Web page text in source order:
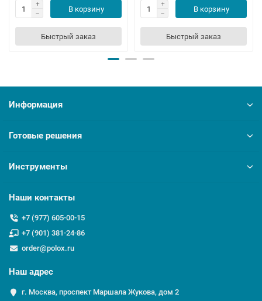
В корзину
Быстрый заказ
В корзину
Быстрый заказ
Информация
Готовые решения
Инструменты
Наши контакты
+7 (977) 605-00-15
+7 (901) 381-24-86
order@polox.ru
Наш адрес
г. Москва, проспект Маршала Жукова, дом 2